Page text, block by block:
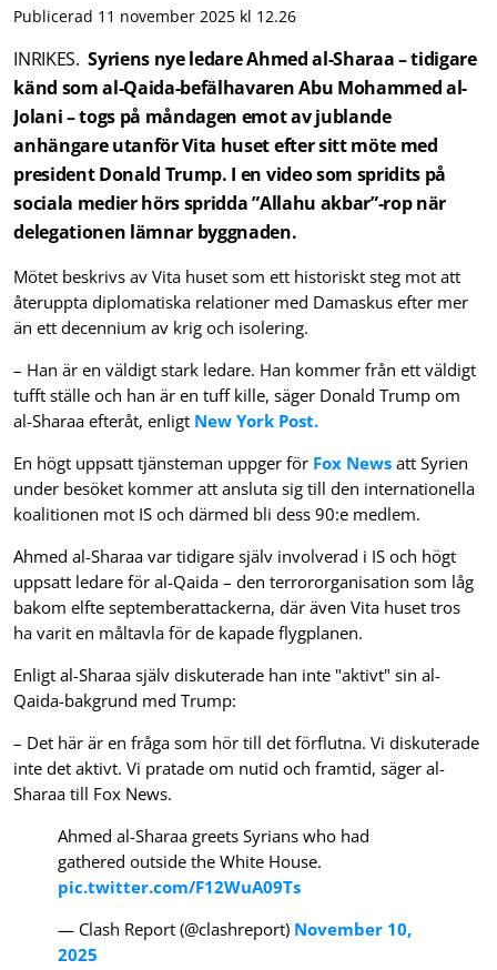
Publicerad 11 november 2025 kl 12.26
INRIKES. Syriens nye ledare Ahmed al-Sharaa – tidigare
känd som al-Qaida-befälhavaren Abu Mohammed al-
Jolani – togs på måndagen emot av jublande
anhängare utanför Vita huset efter sitt möte med
president Donald Trump. I en video som spridits på
sociala medier hörs spridda ”Allahu akbar”-rop när
delegationen lämnar byggnaden.
Mötet beskrivs av Vita huset som ett historiskt steg mot att
återuppta diplomatiska relationer med Damaskus efter mer
än ett decennium av krig och isolering.
– Han är en väldigt stark ledare. Han kommer från ett väldigt
tufft ställe och han är en tuff kille, säger Donald Trump om
al-Sharaa efteråt, enligt New York Post.
En högt uppsatt tjänsteman uppger för Fox News att Syrien
under besöket kommer att ansluta sig till den internationella
koalitionen mot IS och därmed bli dess 90:e medlem.
Ahmed al-Sharaa var tidigare själv involverad i IS och högt
uppsatt ledare för al-Qaida – den terrororganisation som låg
bakom elfte septemberattackerna, där även Vita huset tros
ha varit en måltavla för de kapade flygplanen.
Enligt al-Sharaa själv diskuterade han inte "aktivt" sin al-
Qaida-bakgrund med Trump:
– Det här är en fråga som hör till det förflutna. Vi diskuterade
inte det aktivt. Vi pratade om nutid och framtid, säger al-
Sharaa till Fox News.
Ahmed al-Sharaa greets Syrians who had
gathered outside the White House.
pic.twitter.com/F12WuA09Ts
— Clash Report (@clashreport) November 10,
2025